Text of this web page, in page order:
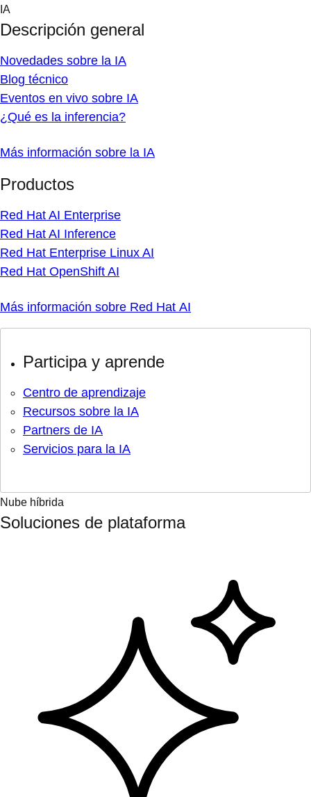
Skip
content
IA
Descripción general
Novedades sobre la IA
Blog técnico
Eventos en vivo sobre IA
¿Qué es la inferencia?
Más información sobre la IA
Productos
Red Hat AI Enterprise
Red Hat AI Inference
Red Hat Enterprise Linux AI
Red Hat OpenShift AI
Más información sobre Red Hat AI
Participa y aprende
Centro de aprendizaje
Recursos sobre la IA
Partners de IA
Servicios para la IA
Nube híbrida
Soluciones de plataforma